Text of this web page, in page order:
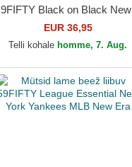
9FIFTY Black on Black New
York Yankees MLB New Era
EUR 36,95
Telli kohale homme, 7. Aug.